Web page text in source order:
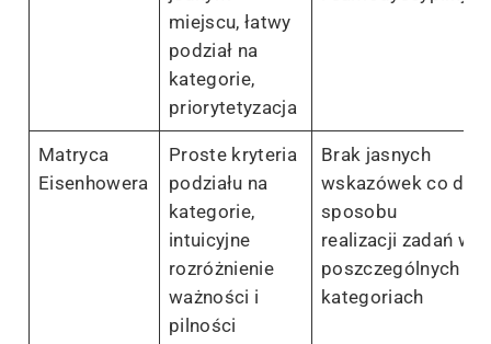
miejscu, łatwy
podział na
kategorie,
priorytetyzacja
Matryca
Eisenhowera
Proste kryteria
podziału na
kategorie,
intuicyjne
rozróżnienie
ważności i
pilności
Brak jasnych
wskazówek co do
sposobu
realizacji zadań w
poszczególnych
kategoriach